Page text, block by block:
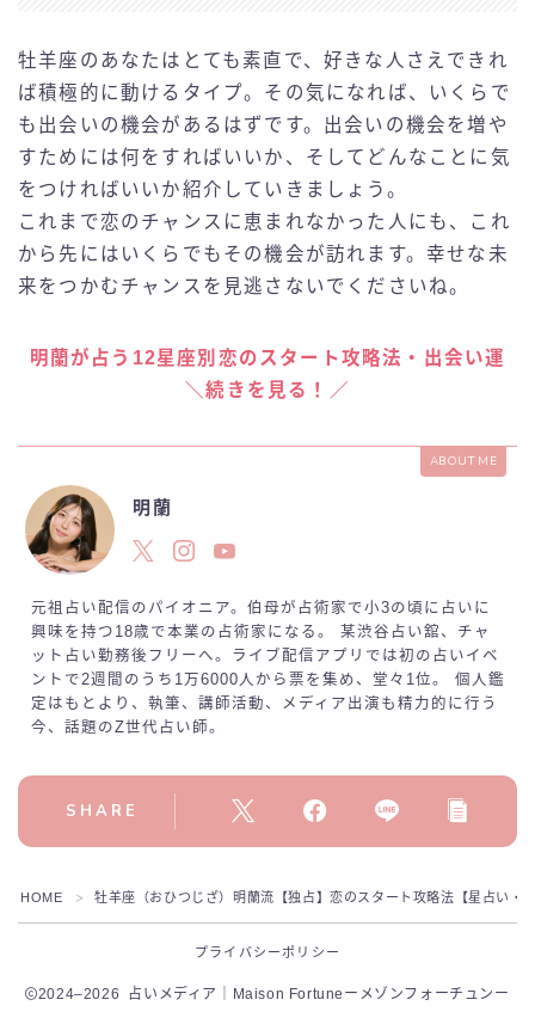
牡羊座のあなたはとても素直で、好きな人さえできれ
ば積極的に動けるタイプ。その気になれば、いくらで
も出会いの機会があるはずです。出会いの機会を増や
すためには何をすればいいか、そしてどんなことに気
をつければいいか紹介していきましょう。
これまで恋のチャンスに恵まれなかった人にも、これ
から先にはいくらでもその機会が訪れます。幸せな未
来をつかむチャンスを見逃さないでくださいね。
明蘭が占う12星座別恋のスタート攻略法・出会い運
＼続きを見る！／
ABOUT ME
明蘭
元祖占い配信のパイオニア。伯母が占術家で小3の頃に占いに
興味を持つ18歳で本業の占術家になる。 某渋谷占い舘、チャ
ット占い勤務後フリーへ。ライブ配信アプリでは初の占いイベ
ントで2週間のうち1万6000人から票を集め、堂々1位。 個人鑑
定はもとより、執筆、講師活動、メディア出演も精力的に行う
今、話題のZ世代占い師。
SHARE
HOME ＞ 牡羊座（おひつじざ）明蘭流【独占】恋のスタート攻略法【星占い・
プライバシーポリシー
2024–2026 占いメディア｜Maison Fortuneーメゾンフォーチュンー